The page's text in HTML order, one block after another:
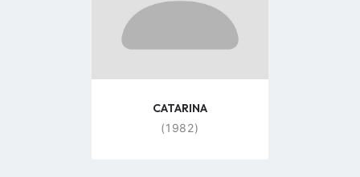
CATARINA
(1982)